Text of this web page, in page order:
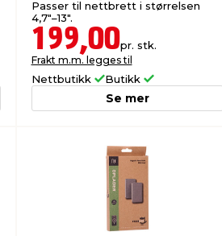
Passer til nettbrett i størrelsen
4,7"–13".
199,00pr. stk.
Frakt m.m. legges til
Nettbutikk Butikk
Se mer